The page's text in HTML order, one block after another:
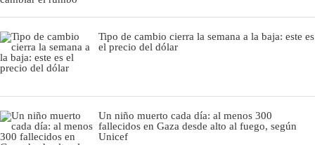
Tipo de cambio cierra la semana a la baja: este es
el precio del dólar
Un niño muerto cada día: al menos 300
fallecidos en Gaza desde alto al fuego, según
Unicef